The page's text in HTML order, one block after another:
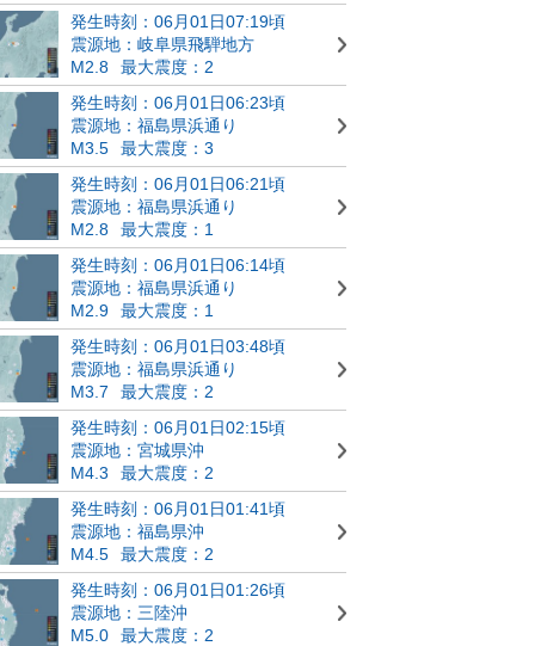
発生時刻：06月01日07:19頃
震源地：岐阜県飛騨地方
M2.8
最大震度：2
発生時刻：06月01日06:23頃
震源地：福島県浜通り
M3.5
最大震度：3
発生時刻：06月01日06:21頃
震源地：福島県浜通り
M2.8
最大震度：1
発生時刻：06月01日06:14頃
震源地：福島県浜通り
M2.9
最大震度：1
発生時刻：06月01日03:48頃
震源地：福島県浜通り
M3.7
最大震度：2
発生時刻：06月01日02:15頃
震源地：宮城県沖
M4.3
最大震度：2
発生時刻：06月01日01:41頃
震源地：福島県沖
M4.5
最大震度：2
発生時刻：06月01日01:26頃
震源地：三陸沖
M5.0
最大震度：2